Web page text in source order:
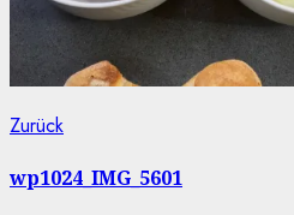
Beitragsnavigation
ZurückVorheriger
wp1024_IMG_5601